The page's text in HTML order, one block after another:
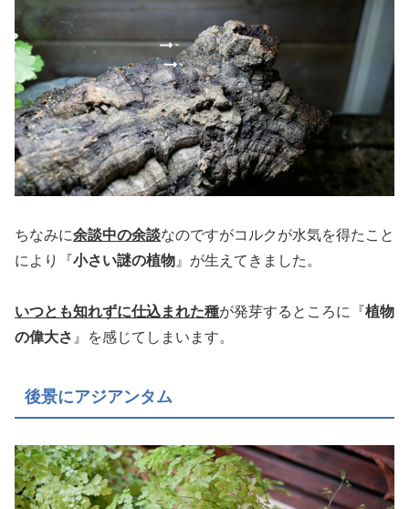
ちなみに余談中の余談なのですがコルクが水気を得たこと
により『小さい謎の植物 』が生えてきました。
いつとも知れずに仕込まれた種が発芽するところに『植物
の偉大さ 』を感じてしまいます。
後景にアジアンタム